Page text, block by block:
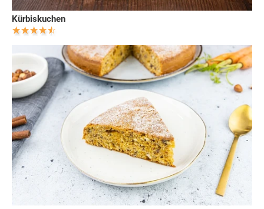
Kürbiskuchen